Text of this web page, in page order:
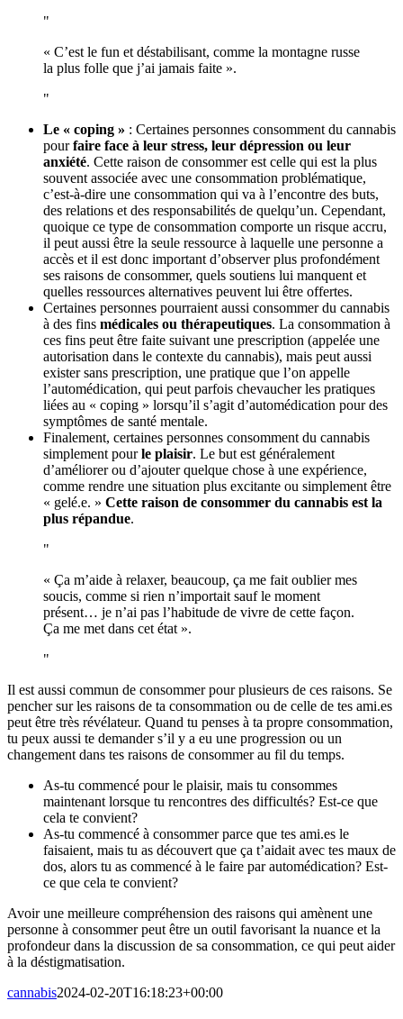
« C’est le fun et déstabilisant, comme la montagne russe
la plus folle que j’ai jamais faite ».
Le « coping » : Certaines personnes consomment du cannabis
pourfaire face à leur stress, leur dépression ou leur
anxiété. Cette raison de consommer est celle qui est la plus
souvent associée avec une consommation problématique,
c’est-à-dire une consommation qui va à l’encontre des buts,
des relations et des responsabilités de quelqu’un. Cependant,
quoique ce type de consommation comporte un risque accru,
il peut aussi être la seule ressource à laquelle une personne a
accès et il est donc important d’observer plus profondément
ses raisons de consommer, quels soutiens lui manquent et
quelles ressources alternatives peuvent lui être offertes.
Certaines personnes pourraient aussi consommer du cannabis
à des fins médicales ou thérapeutiques. La consommation à
ces fins peut être faite suivant une prescription (appelée une
autorisation dans le contexte du cannabis), mais peut aussi
exister sans prescription, une pratique que l’on appelle
l’automédication, qui peut parfois chevaucher les pratiques
liées au « coping » lorsqu’il s’agit d’automédication pour des
symptômes de santé mentale.
Finalement, certaines personnes consomment du cannabis
simplement pourle plaisir. Le but est généralement
d’améliorer ou d’ajouter quelque chose à une expérience,
comme rendre une situation plus excitante ou simplement être
« gelé.e. » Cette raison de consommer du cannabis est la
plus répandue.
« Ça m’aide à relaxer, beaucoup, ça me fait oublier mes
soucis, comme si rien n’importait sauf le moment
présent… je n’ai pas l’habitude de vivre de cette façon.
Ça me met dans cet état ».
Il est aussi commun de consommer pour plusieurs de ces raisons. Se
pencher sur les raisons de ta consommation ou de celle de tes ami.es
peut être très révélateur. Quand tu penses à ta propre consommation,
tu peux aussi te demander s’il y a eu une progression ou un
changement dans tes raisons de consommer au fil du temps.
As-tu commencé pour le plaisir, mais tu consommes
maintenant lorsque tu rencontres des difficultés? Est-ce que
cela te convient?
As-tu commencé à consommer parce que tes ami.es le
faisaient, mais tu as découvert que ça t’aidait avec tes maux de
dos, alors tu as commencé à le faire par automédication? Est-
ce que cela te convient?
Avoir une meilleure compréhension des raisons qui amènent une
personne à consommer peut être un outil favorisant la nuance et la
profondeur dans la discussion de sa consommation, ce qui peut aider
à la déstigmatisation.
cannabis2024-02-20T16:18:23+00:00